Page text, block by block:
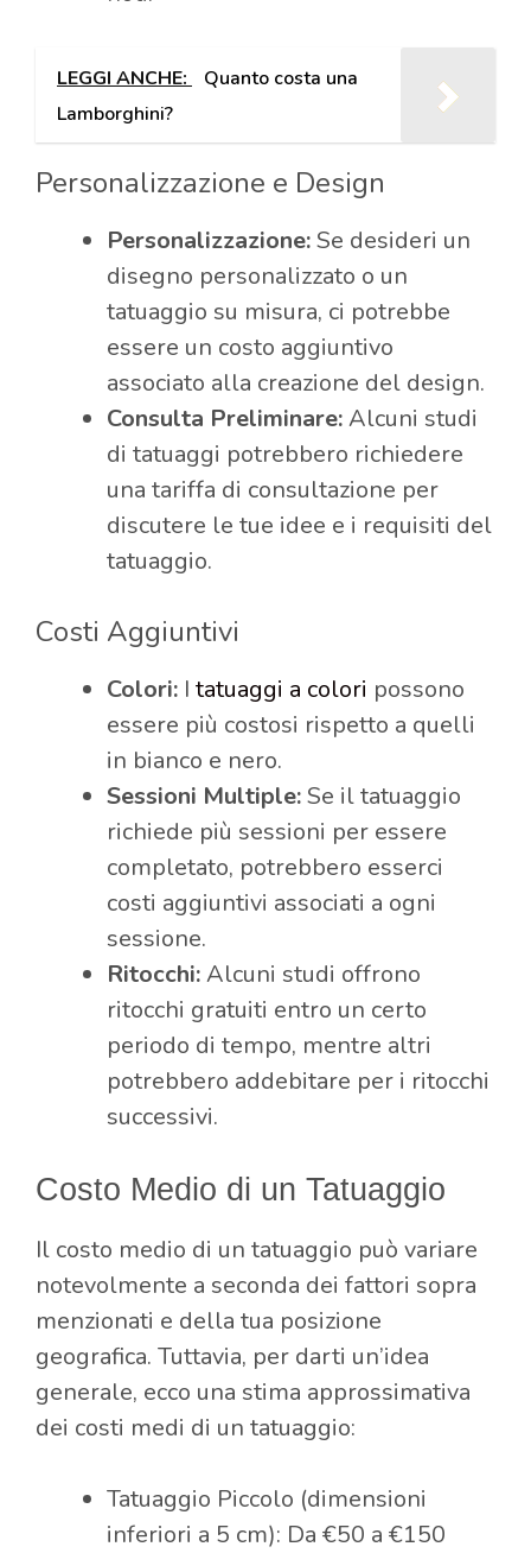
LEGGI ANCHE: Quanto costa una
Lamborghini?
Personalizzazione e Design
Personalizzazione:Se desideri un
disegno personalizzato o un
tatuaggio su misura, ci potrebbe
essere un costo aggiuntivo
associato alla creazione del design.
Consulta Preliminare:Alcuni studi
di tatuaggi potrebbero richiedere
una tariffa di consultazione per
discutere le tue idee e i requisiti del
tatuaggio.
Costi Aggiuntivi
Colori: I tatuaggi a colori possono
essere più costosi rispetto a quelli
in bianco e nero.
Sessioni Multiple:Se il tatuaggio
richiede più sessioni per essere
completato, potrebbero esserci
costi aggiuntivi associati a ogni
sessione.
Ritocchi:Alcuni studi offrono
ritocchi gratuiti entro un certo
periodo di tempo, mentre altri
potrebbero addebitare per i ritocchi
successivi.
Costo Medio di un Tatuaggio
Il costo medio di un tatuaggio può variare
notevolmente a seconda dei fattori sopra
menzionati e della tua posizione
geografica. Tuttavia, per darti un’idea
generale, ecco una stima approssimativa
dei costi medi di un tatuaggio:
Tatuaggio Piccolo (dimensioni
inferiori a 5 cm): Da €50 a €150